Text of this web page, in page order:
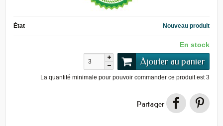
État Nouveau produit
En stock
Ajouter au panier
La quantité minimale pour pouvoir commander ce produit est3
Partager